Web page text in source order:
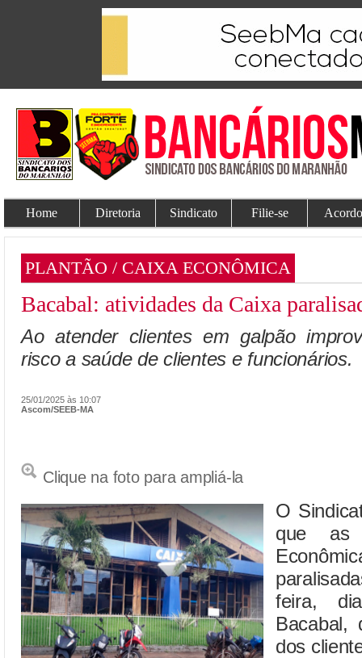
Home Diretoria Sindicato Filie-se
PLANTÃO / CAIXA ECONÔMICA
Bacabal: atividades da Caixa
Ao atender clientes em galpão
risco a saúde de clientes e funcionários.
25/01/2025 às 10:07
Ascom/SEEB-MA
Clique na foto para ampliá-la
O
que as
feira,
Bacabal,
dos